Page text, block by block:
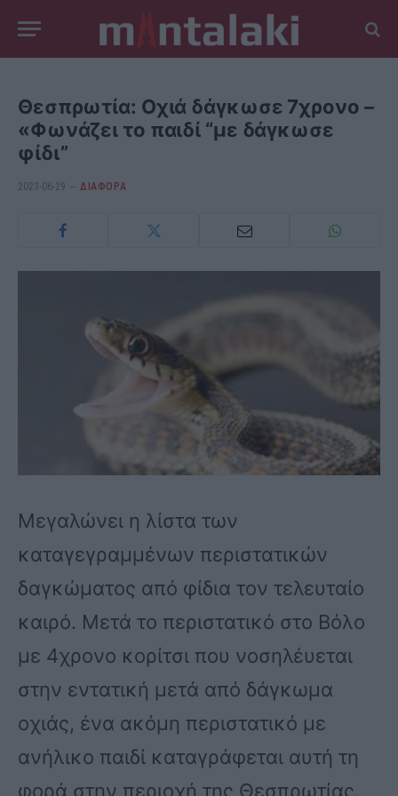
Θεσπρωτία: Οχιά δάγκωσε 7χρονο –
«Φωνάζει το παιδί “με δάγκωσε
φίδι”
2023-06-29 ΔΙΆΦΟΡΑ
Μεγαλώνει η λίστα των
καταγεγραμμένων περιστατικών
δαγκώματος από φίδια τον τελευταίο
καιρό. Μετά το περιστατικό στο Βόλο
με 4χρονο κορίτσι που νοσηλέυεται
στην εντατική μετά από δάγκωμα
οχιάς, ένα ακόμη περιστατικό με
ανήλικο παιδί καταγράφεται αυτή τη
φορά στην περιοχή της Θεσπρωτίας.